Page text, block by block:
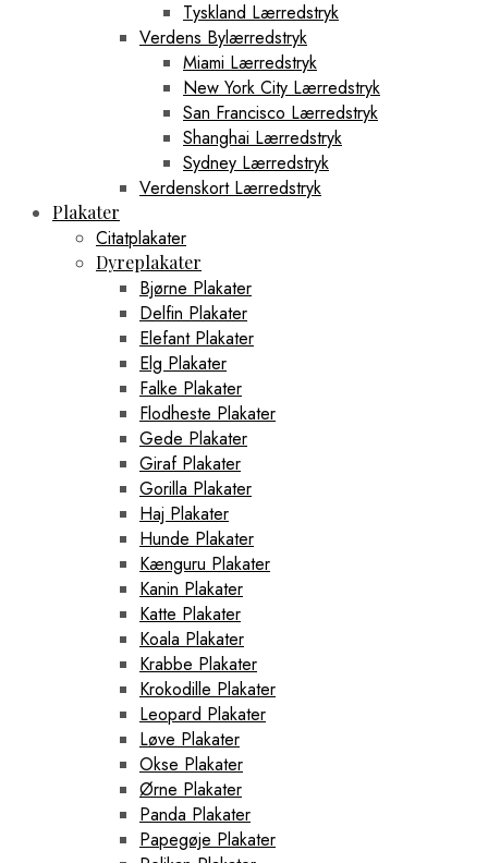
Tyskland Lærredstryk
Verdens Bylærredstryk
Miami Lærredstryk
New York City Lærredstryk
San Francisco Lærredstryk
Shanghai Lærredstryk
Sydney Lærredstryk
Verdenskort Lærredstryk
Plakater
Citatplakater
Dyreplakater
Bjørne Plakater
Delfin Plakater
Elefant Plakater
Elg Plakater
Falke Plakater
Flodheste Plakater
Gede Plakater
Giraf Plakater
Gorilla Plakater
Haj Plakater
Hunde Plakater
Kænguru Plakater
Kanin Plakater
Katte Plakater
Koala Plakater
Krabbe Plakater
Krokodille Plakater
Leopard Plakater
Løve Plakater
Okse Plakater
Ørne Plakater
Panda Plakater
Papegøje Plakater